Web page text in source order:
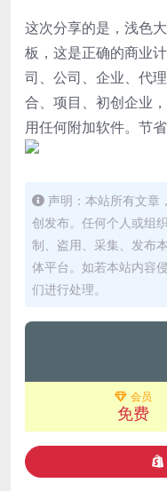
这次分享的是，浅色
板，这是正确的商业
司、公司、企业、代
合、项目、初创企业
用任何附加软件。节
声明：本站所有文章
创发布。任何个人或组
制、盗用、采集、发布
体平台。如若本站内容
们进行处理。
会员
免费